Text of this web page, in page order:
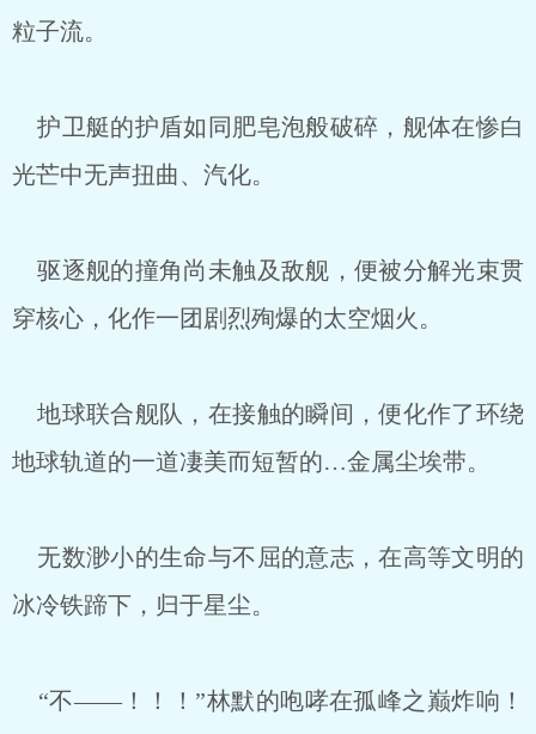
粒子流。
护卫艇的护盾如同肥皂泡般破碎，舰体在惨白
光芒中无声扭曲、汽化。
驱逐舰的撞角尚未触及敌舰，便被分解光束贯
穿核心，化作一团剧烈殉爆的太空烟火。
地球联合舰队，在接触的瞬间，便化作了环绕
地球轨道的一道凄美而短暂的…金属尘埃带。
无数渺小的生命与不屈的意志，在高等文明的
冰冷铁蹄下，归于星尘。
“不——！！！”林默的咆哮在孤峰之巅炸响！